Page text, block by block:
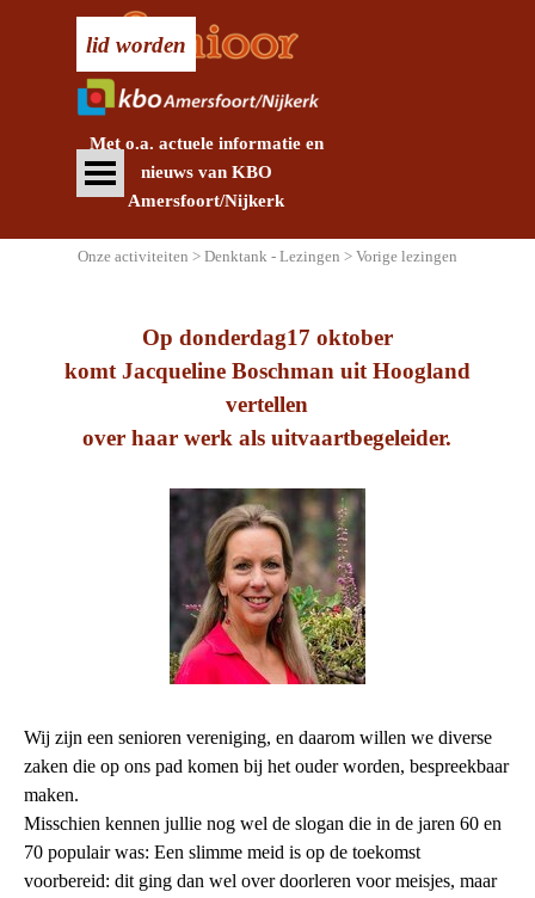
Ga naar de inhoud
lid worden
Met o.a. actuele informatie en
nieuws van KBO
Amersfoort/Nijkerk
Menu overslaan
Onze activiteiten > Denktank - Lezingen > Vorige lezingen
Op donderdag17 oktober
komt Jacqueline Boschman uit Hoogland
vertellen
over haar werk als uitvaartbegeleider.
Wij zijn een senioren vereniging, en daarom willen we diverse
zaken die op ons pad komen bij het ouder worden, bespreekbaar
maken.
Misschien kennen jullie nog wel de slogan die in de jaren 60 en
70 populair was: Een slimme meid is op de toekomst
voorbereid: dit ging dan wel over doorleren voor meisjes, maar